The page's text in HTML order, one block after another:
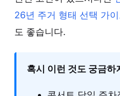
26년 주거 형태 선택 가이
도 좋습니다.
혹시 이런 것도 궁금하